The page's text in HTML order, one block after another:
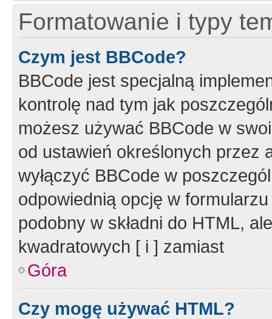
Formatowanie i typy
Czym jest BBCode?
BBCode jest specjalną
kontrolę nad tym jak
możesz używać BBCode w
od ustawień określonych przez
wyłączyć BBCode w
odpowiednią opcję w
podobny w składni do HTML,
kwadratowych [ i ] zamiast
Góra
Czy mogę używać HTML?